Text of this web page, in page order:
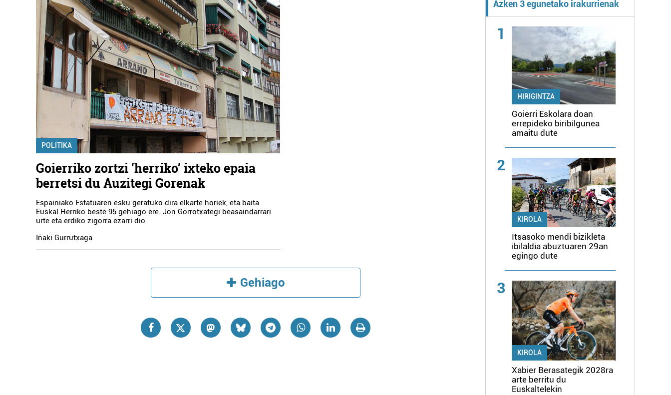
POLITIKA
Goierriko zortzi ‘herriko’ ixteko epaia
berretsi du Auzitegi Gorenak
Espainiako Estatuaren esku geratuko dira elkarte horiek, eta baita
Euskal Herriko beste 95 gehiago ere. Jon Gorrotxategi beasaindarrari
urte eta erdiko zigorra ezarri dio
Iñaki Gurrutxaga
Gehiago
Azken 3 egunetako irakurrienak
1
HIRIGINTZA
Goierri Eskolara doan
errepideko biribilgunea
amaitu dute
2
KIROLA
Itsasoko mendi bizikleta
ibilaldia abuztuaren 29an
egingo dute
3
KIROLA
Xabier Berasategik 2028ra
arte berritu du
Euskaltelekin